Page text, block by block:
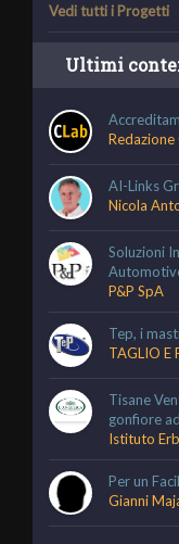
Vedi tutti i Progetti
Ultimi
AI-Links
Nicola
Soluzioni
P&P SpA
Tep, i
TAGLIO E
Tisane
gonfiore
Istituto
Per un
Gianni